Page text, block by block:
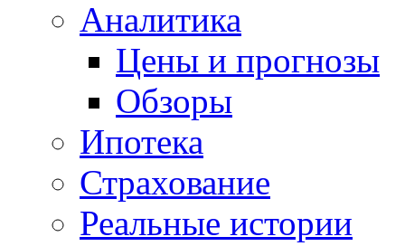
Аналитика
Цены и прогнозы
Обзоры
Ипотека
Страхование
Реальные истории